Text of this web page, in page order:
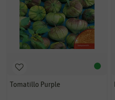
Tomatillo Purple